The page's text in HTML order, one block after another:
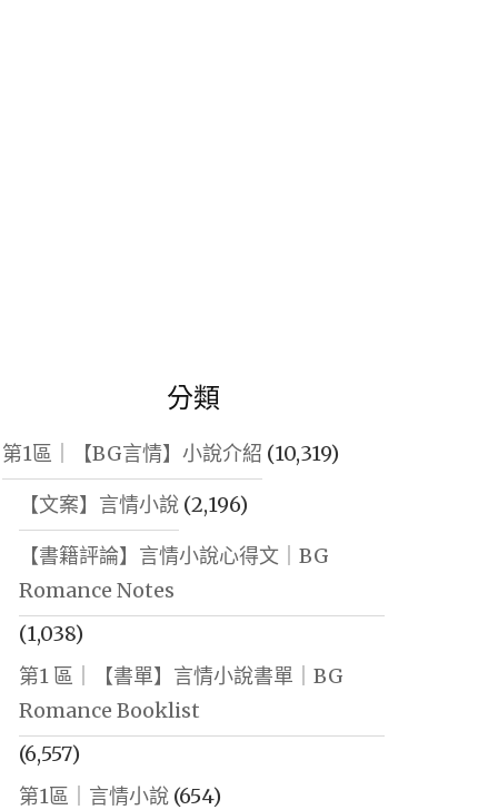
分類
第1區｜【BG言情】小說介紹 (10,319)
【文案】言情小說(2,196)
【書籍評論】言情小說心得文｜BG
Romance Notes
(1,038)
第1 區｜【書單】言情小說書單｜BG
Romance Booklist
(6,557)
第1區｜言情小說(654)